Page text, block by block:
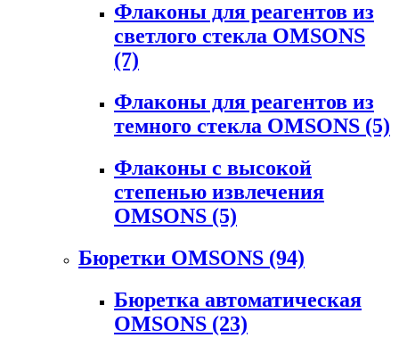
Флаконы для реагентов из
светлого стекла OMSONS
(7)
Флаконы для реагентов из
темного стекла OMSONS (5)
Флаконы с высокой
степенью извлечения
OMSONS (5)
Бюретки OMSONS (94)
Бюретка автоматическая
OMSONS (23)